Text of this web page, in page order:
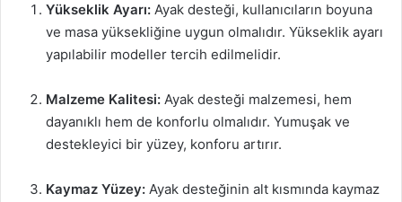
Yükseklik Ayarı: Ayak desteği, kullanıcıların boyuna
ve masa yüksekliğine uygun olmalıdır. Yükseklik ayarı
yapılabilir modeller tercih edilmelidir.
Malzeme Kalitesi: Ayak desteği malzemesi, hem
dayanıklı hem de konforlu olmalıdır. Yumuşak ve
destekleyici bir yüzey, konforu artırır.
Kaymaz Yüzey: Ayak desteğinin alt kısmında kaymaz